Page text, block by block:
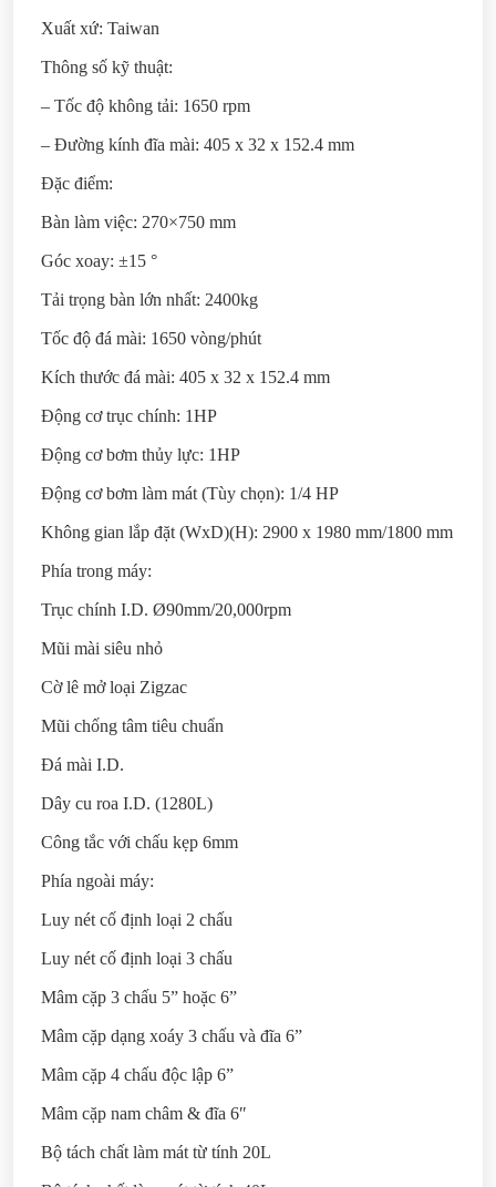
Xuất xứ: Taiwan
Thông số kỹ thuật:
– Tốc độ không tải: 1650 rpm
– Đường kính đĩa mài: 405 x 32 x 152.4 mm
Đặc điểm:
Bàn làm việc: 270×750 mm
Góc xoay: ±15 °
Tải trọng bàn lớn nhất: 2400kg
Tốc độ đá mài: 1650 vòng/phút
Kích thước đá mài: 405 x 32 x 152.4 mm
Động cơ trục chính: 1HP
Động cơ bơm thủy lực: 1HP
Động cơ bơm làm mát (Tùy chọn): 1/4 HP
Không gian lắp đặt (WxD)(H): 2900 x 1980 mm/1800 mm
Phía trong máy:
Trục chính I.D. Ø90mm/20,000rpm
Mũi mài siêu nhỏ
Cờ lê mở loại Zigzac
Mũi chống tâm tiêu chuẩn
Đá mài I.D.
Dây cu roa I.D. (1280L)
Công tắc với chấu kẹp 6mm
Phía ngoài máy:
Luy nét cố định loại 2 chấu
Luy nét cố định loại 3 chấu
Mâm cặp 3 chấu 5” hoặc 6”
Mâm cặp dạng xoáy 3 chấu và đĩa 6”
Mâm cặp 4 chấu độc lập 6”
Mâm cặp nam châm & đĩa 6″
Bộ tách chất làm mát từ tính 20L